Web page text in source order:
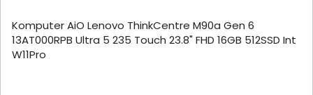
Komputer AiO Lenovo ThinkCentre M90a Gen 6
13AT000RPB Ultra 5 235 Touch 23.8" FHD 16GB 512SSD Int
W11Pro